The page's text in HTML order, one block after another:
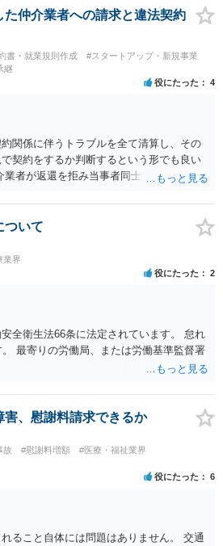
容の確認 Ⅱ弁護士が誤字脱字等を確認 Ⅲ
の流れになりますので、どこかの段階で
処分等緊急性が高い案件では提出時に裁
もらうということはありますので、その
るかと思います。 ②証拠である薬品名を
弁護士としては依頼者にこちらの薬品で
ると思います。他のミスに比してこれは
後はよく確認いただいた方がよいと思い
らないまま甲号証のハンコが押されたま
すね。不注意ですが、訴訟の勝敗に直結
に印刷され、文字が間延びしている(読め
③と同様であると思います。 以上のとお
結するものではないと思われますので、
ます。 もっとも、形式面も仕事の完成物
ますので、今後は気を付けるように弁護
た仲介業者への請求と違法契約
書・就業規則作成
#スタートアップ・新規事業
継
役にたった 4
関係に伴うトラブルを全て清算し、その
契約をするか判断するという形でも良い
者が返還を拒み当事者同士での解決が困
ついて
業界
役にたった 2
全衛生法66条に法定されています。 怠れ
最寄りの労働局、または労働基準監督署
害、慰謝料請求できるか
故 #慰謝料増額
#医療・福祉業界
役にたった 6
ること自体には問題はありません。 交通